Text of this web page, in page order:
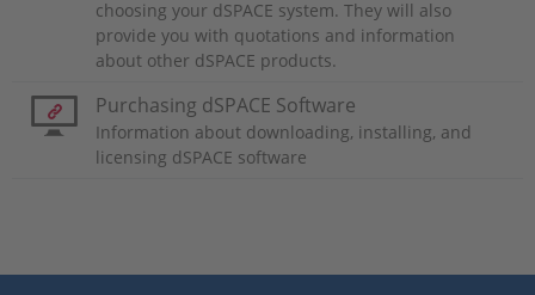
choosing your dSPACE system. They will also
provide you with quotations and information
about other dSPACE products.
Purchasing dSPACE Software
Information about downloading, installing, and
licensing dSPACE software